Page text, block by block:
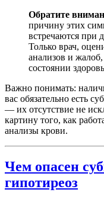
Обратите
причину этих
встречаются при
Только врач,
анализов и
состоянии
Важно понимать:
вас обязательно есть
— их отсутствие не
картину того, как
анализы крови.
Чем опасен
гипотиреоз